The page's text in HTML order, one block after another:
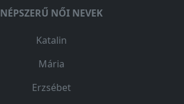
NÉPSZERŰ NŐI NEVEK
Katalin
Mária
Erzsébet